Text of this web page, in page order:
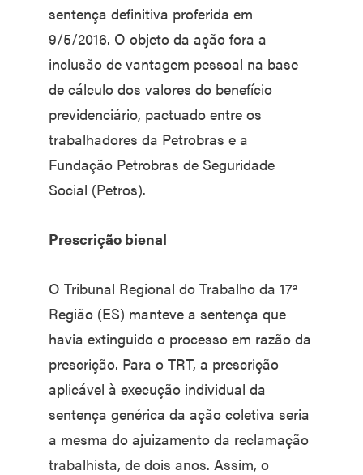
sentença definitiva proferida em
9/5/2016. O objeto da ação fora a
inclusão de vantagem pessoal na base
de cálculo dos valores do benefício
previdenciário, pactuado entre os
trabalhadores da Petrobras e a
Fundação Petrobras de Seguridade
Social (Petros).
Prescrição bienal
O Tribunal Regional do Trabalho da 17ª
Região (ES) manteve a sentença que
havia extinguido o processo em razão da
prescrição. Para o TRT, a prescrição
aplicável à execução individual da
sentença genérica da ação coletiva seria
a mesma do ajuizamento da reclamação
trabalhista, de dois anos. Assim, o